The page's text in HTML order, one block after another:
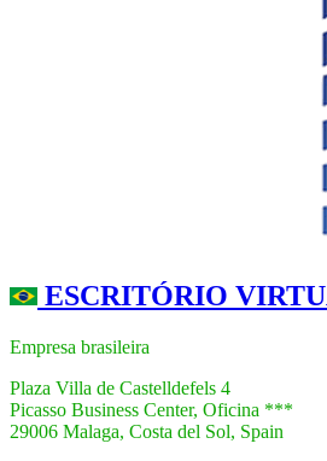
ESCRITÓRIO
Empresa brasileira
Plaza Villa de Castelldefels 4
Picasso Business Center, Oficina ***
29006 Malaga, Costa del Sol, Spain